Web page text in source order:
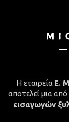
Η εταιρεία Ε.
αποτελεί μια από
εισαγωγών